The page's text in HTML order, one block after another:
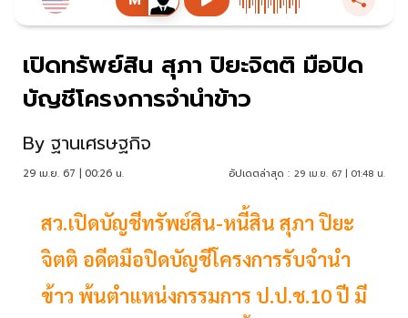
เปิดทรัพย์สิน สุภา ปิยะจิตติ มือปิด
บัญชีโครงการจำนำข้าว
By ฐานเศรษฐกิจ
29 เม.ย. 67 | 00:26 น. อัปเดตล่าสุด : 29 เม.ย. 67 | 01:48 น.
สว.เปิดบัญชีทรัพย์สิน-หนี้สิน สุภา ปิยะ
จิตติ อดีตมือปิดบัญชีโครงการรับจำนำ
ข้าว พ้นตำแหน่งกรรมการ ป.ป.ช.10 ปี มี